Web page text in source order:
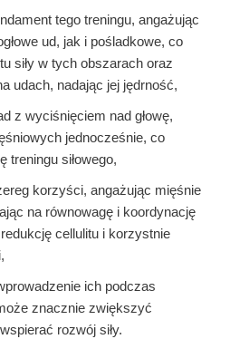
tego treningu, angażując
ud, jak i pośladkowe, co
siły w tych obszarach oraz
udach, nadając jej jędrność,
z wyciśnięciem nad głowę,
jednocześnie, co
treningu siłowego,
korzyści, angażując mięśnie
na równowagę i koordynację
cellulitu i korzystnie
ich podczas
znacznie zwiększyć
rozwój siły.